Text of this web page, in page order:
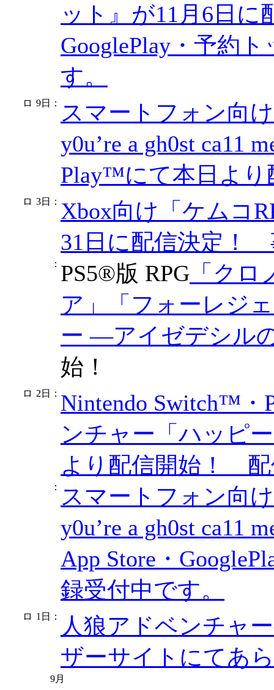
ット』が11月6日に
GooglePlay・予約
す。
9日 ：
スマートフォン向
y0u’re a gh0st ca11
Play™にて本日より
3日 ： Xbox向け「ケムコ
31日に配信決定！
： PS5®版 RPG 「ク
ア」
「フォーレジ
ー ―アイゼデシル
始！
2日 ： Nintendo Switch™
ンチャー「ハッピ
より配信開始！ 配
：
スマートフォン向
y0u’re a gh0st ca11
App Store・
録受付中です。
1日 ：
人狼アドベンチャ
ザーサイトにてあ
9月